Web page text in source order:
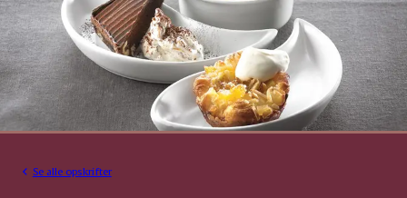
Se alle opskrifter